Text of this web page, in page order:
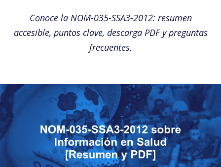
Conoce la NOM-035-SSA3-2012: resumen
accesible, puntos clave, descarga PDF y preguntas
frecuentes.